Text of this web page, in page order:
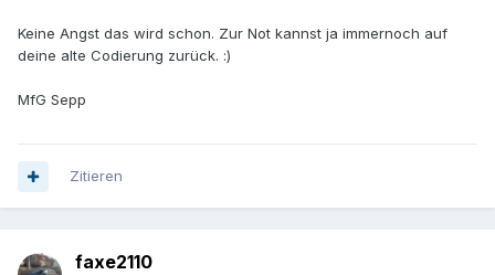
Keine Angst das wird schon. Zur Not kannst ja immernoch auf
deine alte Codierung zurück. :)
MfG Sepp
Zitieren
faxe2110